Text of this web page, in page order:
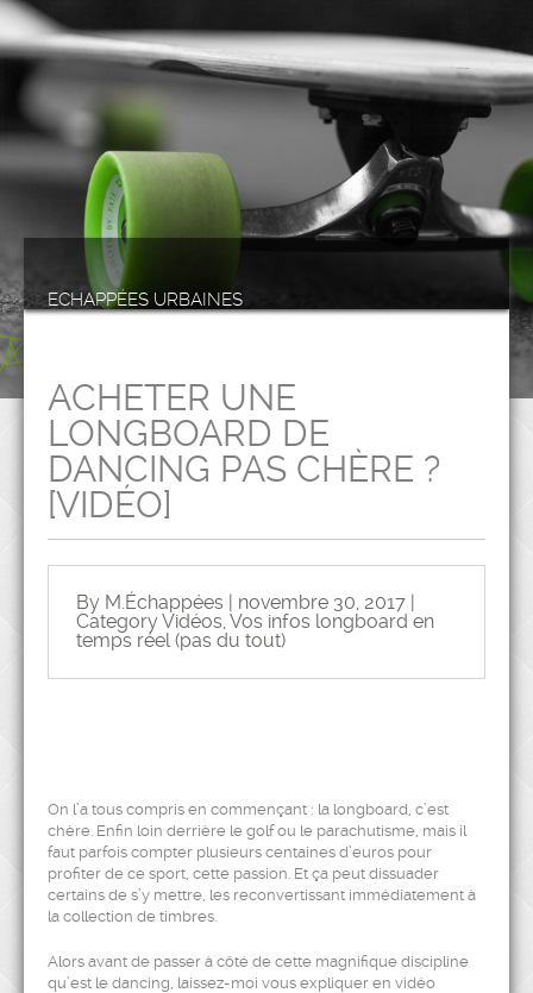
ECHAPPÉES URBAINES
ACHETER UNE
LONGBOARD DE
DANCING PAS CHÈRE ?
[VIDÉO]
By M.Échappées | novembre 30, 2017 |
Category Vidéos, Vos infos longboard en
temps réel (pas du tout)
On l’a tous compris en commençant : la longboard, c’est
chère. Enfin loin derrière le golf ou le parachutisme, mais il
faut parfois compter plusieurs centaines d’euros pour
profiter de ce sport, cette passion. Et ça peut dissuader
certains de s’y mettre, les reconvertissant immédiatement à
la collection de timbres.
Alors avant de passer à côté de cette magnifique discipline
qu’est le dancing, laissez-moi vous expliquer en vidéo